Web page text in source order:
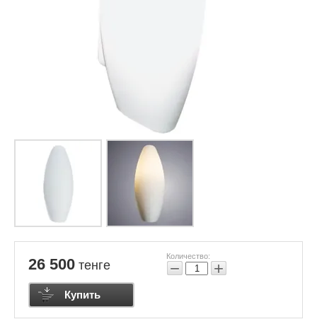
26 500 тенге
Количество:
− +
Купить